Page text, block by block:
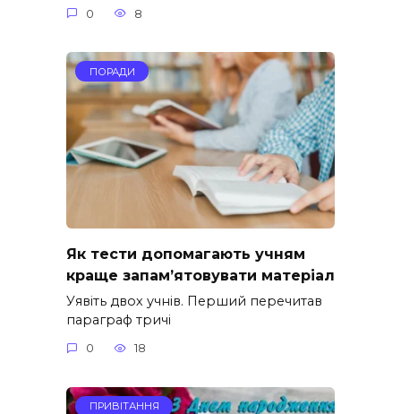
0 8
ПОРАДИ
Як тести допомагають учням
краще запам’ятовувати матеріал
Уявіть двох учнів. Перший перечитав
параграф тричі
0 18
ПРИВІТАННЯ